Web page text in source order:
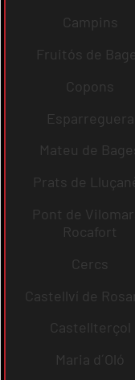
Campins
Fruitós de
Copons
Esparreguera
Mateu de
Prats de
Pont de
Rocafort
Cercs
Castellví de
Castellterçol
Maria d´Oló